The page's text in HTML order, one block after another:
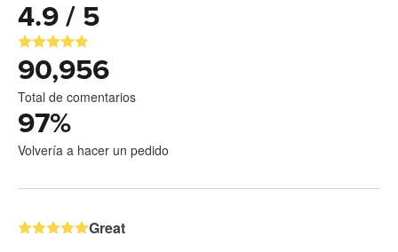
4.9 / 5
90,956
Total de comentarios
97%
Volvería a hacer un pedido
Great